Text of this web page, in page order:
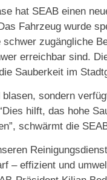
hat SEAB einen
Fahrzeug wurde
zugängliche
erreichbar sind.
Sauberkeit im
sondern
hilft, das hohe
schwärmt die
– effizient und